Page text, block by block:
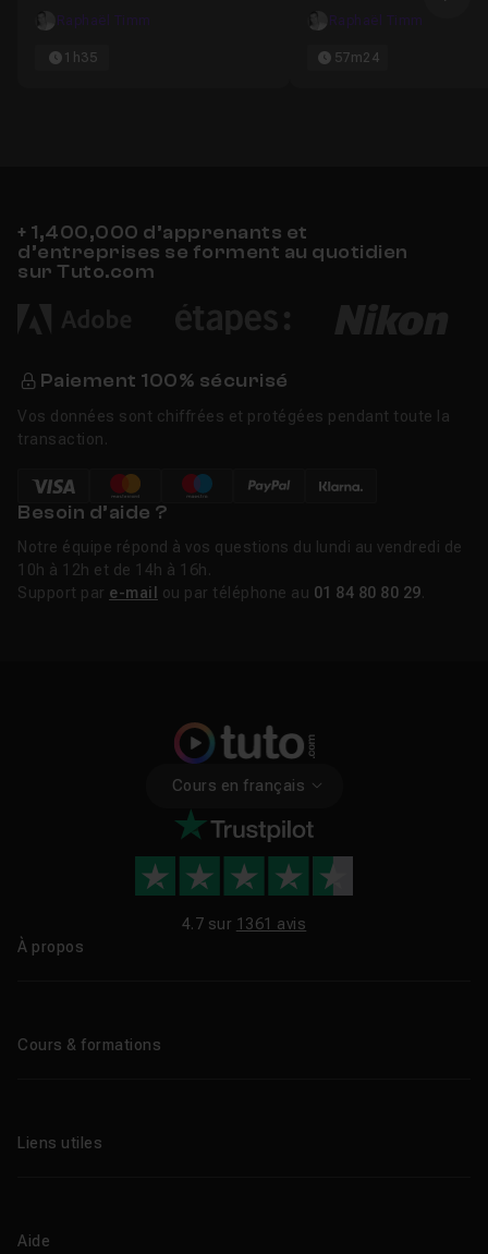
Raphaël Timm
1h35
Raphaël Timm
57m24
+ 1,400,000 d’apprenants et
d’entreprises se forment au quotidien
sur Tuto.com
Paiement 100% sécurisé
Vos données sont chiffrées et protégées pendant toute la
transaction.
Besoin d’aide ?
Notre équipe répond à vos questions du lundi au vendredi de
10h à 12h et de 14h à 16h.
Support par e-mail ou par téléphone au 01 84 80 80 29
Cours en français
4.7 sur 1361 avis
À propos
Cours & formations
Formations certifiantes
Promos
Liens utiles
Aide